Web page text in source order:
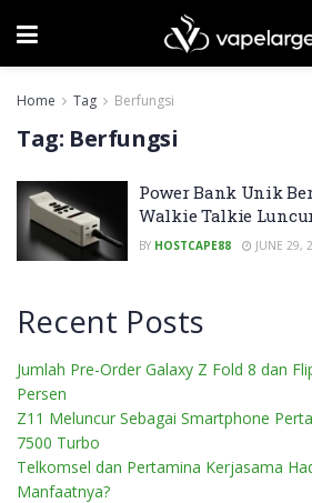
Home Tag Berfungsi
Tag: Berfungsi
Power Bank Unik
Walkie Talkie
BY HOSTCAPE88 JUNE 29,
Recent Posts
Jumlah Pre-Order Galaxy Z Fold 8 dan
Persen
Z11 Meluncur Sebagai Smartphone
7500 Turbo
Telkomsel dan Pertamina Kerjasama
Manfaatnya?